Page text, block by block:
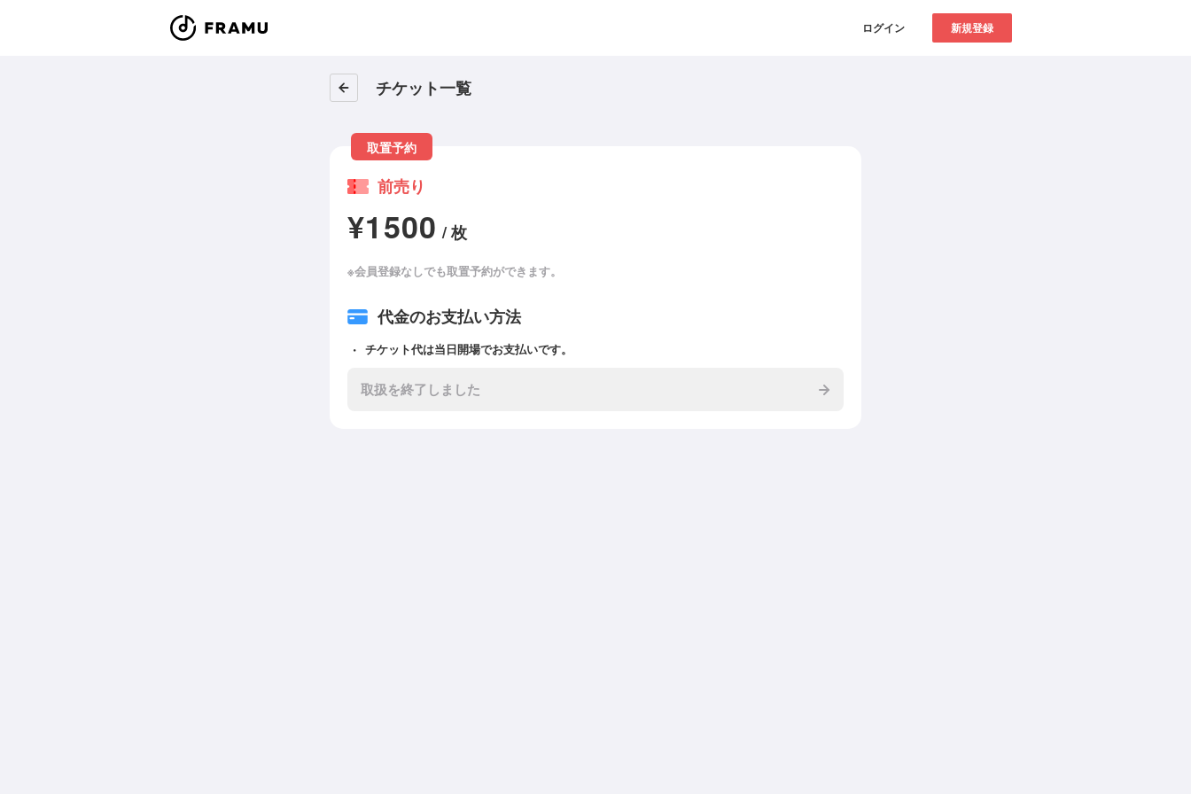
ログイン 新規登録
チケット一覧
取置予約
前売り
¥1500 / 枚
※会員登録なしでも取置予約ができます。
代金のお支払い方法
チケット代は当日開場でお支払いです。
取扱を終了しました